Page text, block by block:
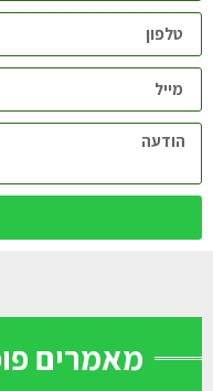
מאמרים